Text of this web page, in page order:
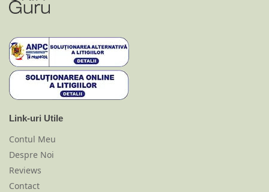
Link-uri Utile
Contul Meu
Despre Noi
Reviews
Contact